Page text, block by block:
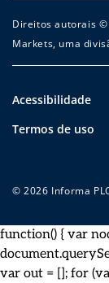
Direitos autorais ©
Markets, uma
Acessibilidade
Termos de uso
© 2026 Informa
function() { var
var out = []; for